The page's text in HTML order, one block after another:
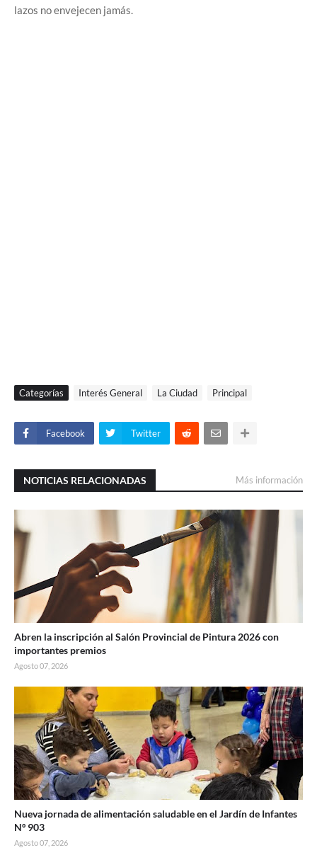
lazos no envejecen jamás.
Categorías Interés General La Ciudad Principal
Facebook Twitter
NOTICIAS RELACIONADAS Más información
Abren la inscripción al Salón Provincial de Pintura 2026 con
importantes premios
Agosto 07, 2026
Nueva jornada de alimentación saludable en el Jardín de Infantes
Nº 903
Agosto 07, 2026